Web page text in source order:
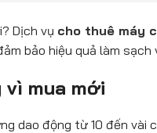
Dịch vụ cho thuê máy
bảo hiệu quả làm sạch
vì mua mới
dao động từ 10 đến